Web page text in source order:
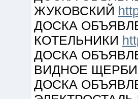
ЖУКОВСКИЙ
ДОСКА
КОТЕЛЬНИКИ
ДОСКА
ВИДНОЕ
ДОСКА